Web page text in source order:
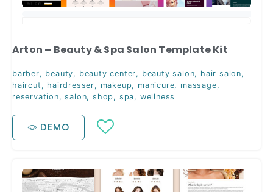
Arton – Beauty & Spa Salon Template Kit
barber, beauty, beauty center, beauty salon, hair salon,
haircut , hairdresser, makeup, manicure, massage,
reservation,salon,shop , spa, wellness
DEMO